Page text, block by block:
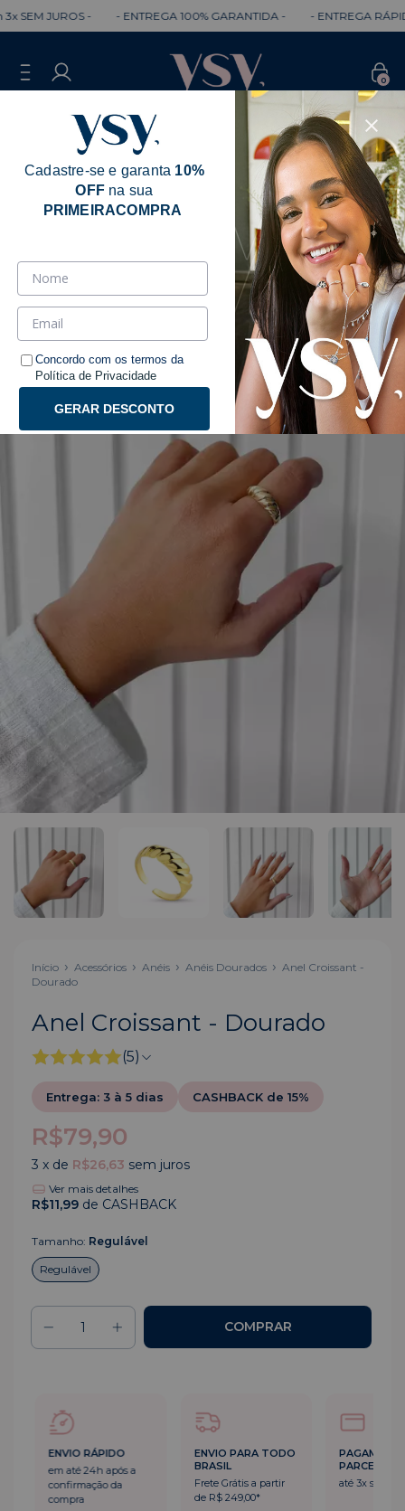
JUROS - - ENTREGA 100% GARANTIDA - - ENTREGA RÁPIDA -
0
Início Acessórios Anéis Anéis Dourados
Anel Croissant -
Dourado
Anel Croissant - Dourado
(5)
Entrega: 3 à 5 dias CASHBACK de 15%
R$79,90
3 x de R$26,63 sem juros
Ver mais detalhes
R$11,99 de CASHBACK
Tamanho: Regulável
Regulável
ENVIO RÁPIDO
em até 24h após a
confirmação da
compra
ENVIO PARA TODO
BRASIL
Frete Grátis a partir
de R$ 249,00*
PARCELADO
até 3x sem
Cadastre-se e garanta 10%
OFF na sua
PRIMEIRACOMPRA
Concordo com os termos da
Política de Privacidade
GERAR DESCONTO